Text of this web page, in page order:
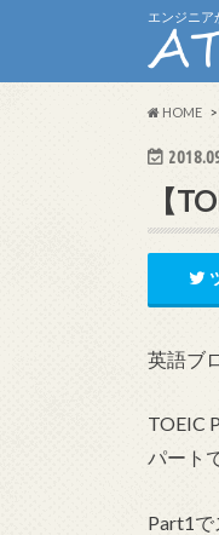
エンジニ
HOME
【
英語ブ
TOEIC
パート
Part1